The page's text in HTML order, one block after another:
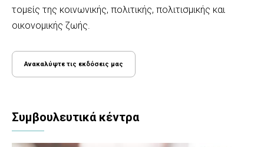
τομείς της κοινωνικής, πολιτικής, πολιτισμικής και
οικονομικής ζωής.
Ανακαλύψτε τις εκδόσεις μας
Συμβουλευτικά κέντρα